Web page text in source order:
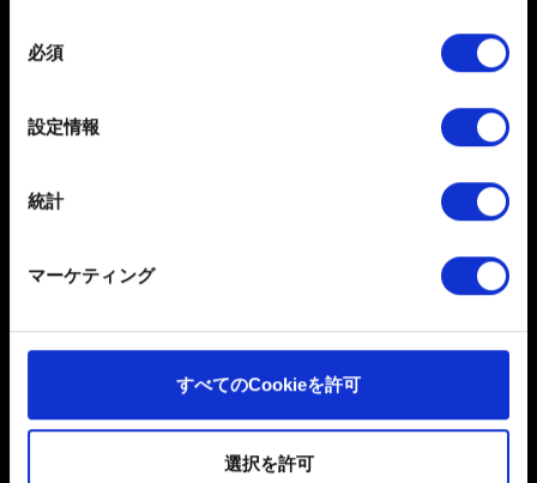
特定の特性（フィンガープリント）を積極的にス
詳細セクション
で個人データの処理方法と設定を行って
ください。「Cookie宣言」からいつでも同意を変更また
だくために必要なものです。その他のCookieは、ウェブ
サイトの品質向上のために、オプションとして技術的お
た、ソーシャルメディア上などでお客様が興味を持ちそ
うなコンテンツをお届けするために、一部のCookieをパ
これらのオプションが有効になることはありません。
必須
設定情報
統計
マーケティング
すべてのCookieを許可
選択を許可
お困りですか
日本語